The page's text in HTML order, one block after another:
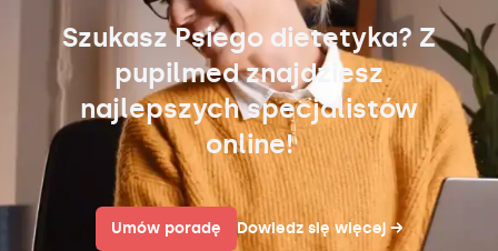
Szukasz Psiego dietetyka? Z
pupilmed znajdziesz
najlepszych specjalistów
online!
Umów poradę Dowiedz się więcej →